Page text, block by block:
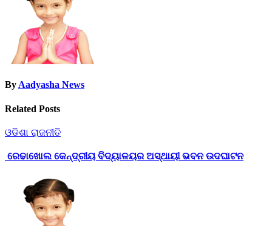
ByAadyasha News
Related Posts
ଓଡିଶା ରାଜନୀତି
ରେଢାଖୋଲ କେନ୍ଦ୍ରୀୟ ବିଦ୍ୟାଳୟର ଅସ୍ଥାୟୀ ଭବନ ଉଦଘାଟନ